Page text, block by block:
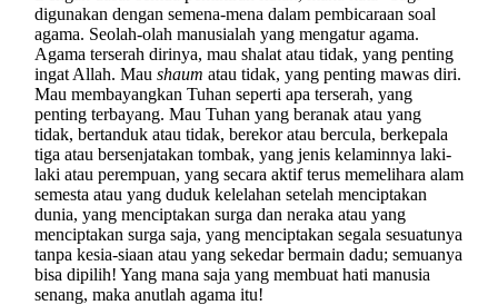
digunakan dengan semena-mena dalam pembicaraan soal
agama. Seolah-olah manusialah yang mengatur agama.
Agama terserah dirinya, mau shalat atau tidak, yang penting
ingat Allah. Mau shaum atau tidak, yang penting mawas diri.
Mau membayangkan Tuhan seperti apa terserah, yang
penting terbayang. Mau Tuhan yang beranak atau yang
tidak, bertanduk atau tidak, berekor atau bercula, berkepala
tiga atau bersenjatakan tombak, yang jenis kelaminnya laki-
laki atau perempuan, yang secara aktif terus memelihara alam
semesta atau yang duduk kelelahan setelah menciptakan
dunia, yang menciptakan surga dan neraka atau yang
menciptakan surga saja, yang menciptakan segala sesuatunya
tanpa kesia-siaan atau yang sekedar bermain dadu; semuanya
bisa dipilih! Yang mana saja yang membuat hati manusia
senang, maka anutlah agama itu!